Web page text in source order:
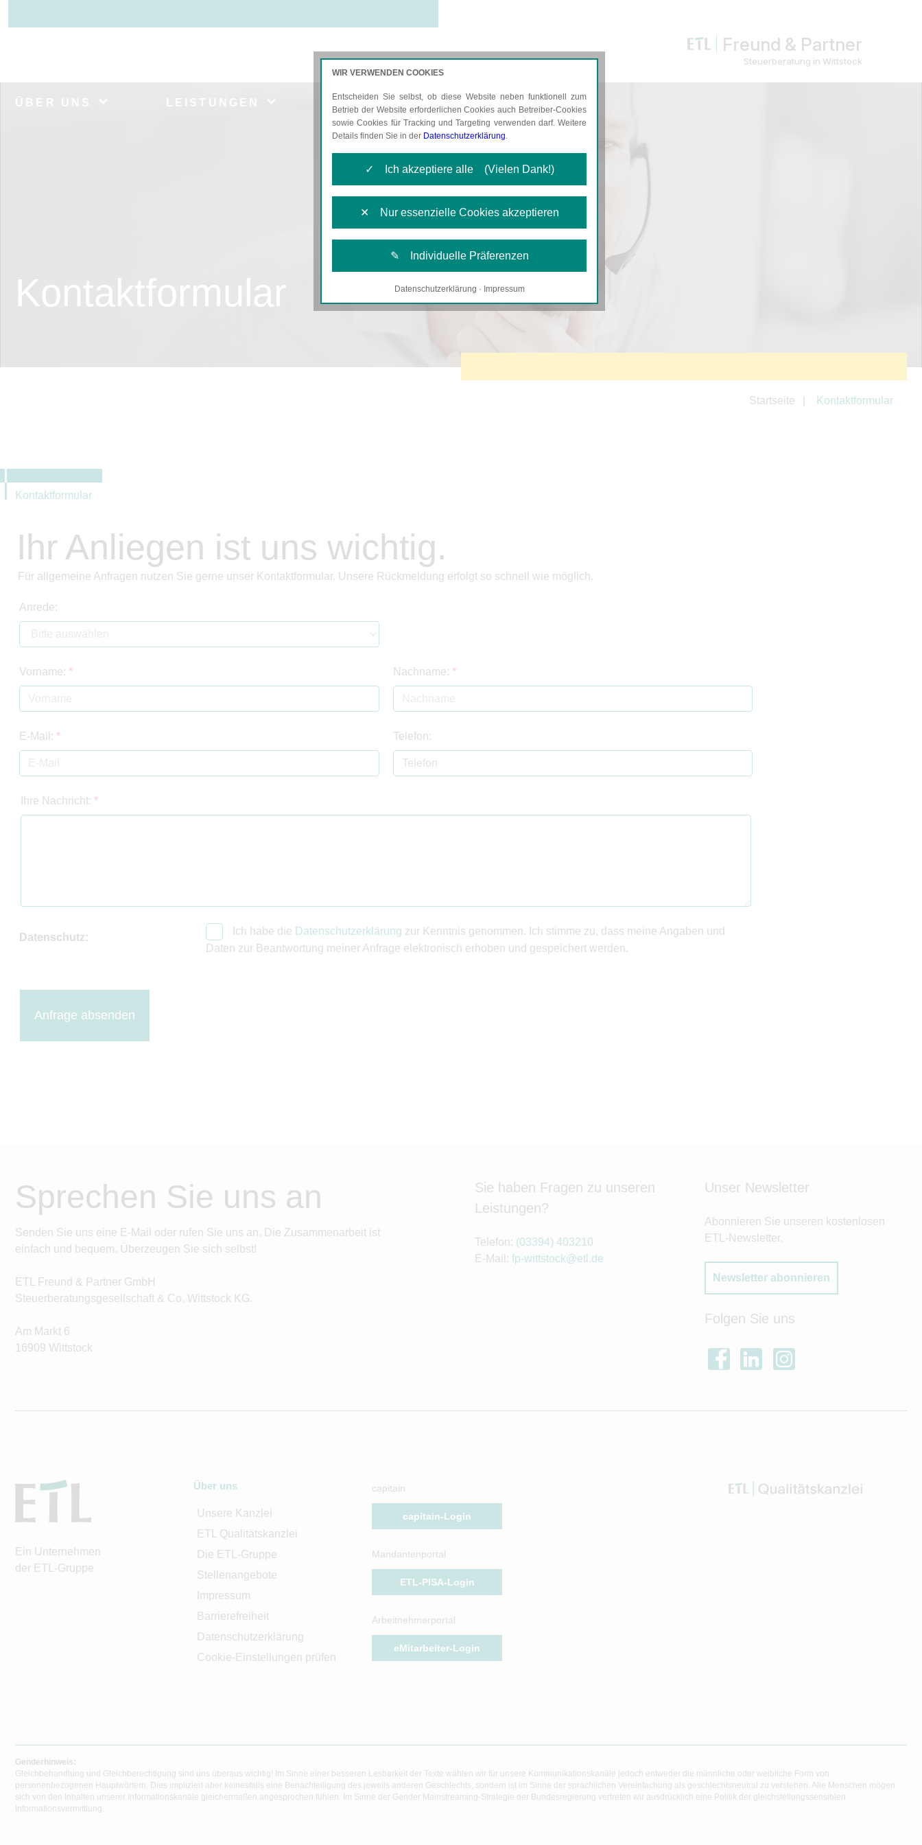
Freund & Partner
Steuerberatung in Wittstock
LEISTUNGEN AKTUELLES KARRIERE
Kontaktformular
Startseite Kontaktformular
Kontaktformular
Ihr Anliegen ist uns wichtig.
Für allgemeine Anfragen nutzen Sie gerne unser Kontaktformular. Unsere Rückmeldung erfolgt so schnell wie möglich.
Anrede:
Vorname: * Nachname: *
E-Mail: * Telefon:
Ihre Nachricht: *
Datenschutz:
Ich habe die Datenschutzerklärung zur Kenntnis genommen. Ich stimme zu, dass meine Angaben und
Daten zur Beantwortung meiner Anfrage elektronisch erhoben und gespeichert werden.
Anfrage absenden
Sprechen Sie uns an
Senden Sie uns eine E-Mail oder rufen Sie uns an. Die Zusammenarbeit ist
einfach und bequem. Überzeugen Sie sich selbst!
ETL Freund & Partner GmbH
Steuerberatungsgesellschaft & Co. Wittstock KG.
Am Markt 6
16909 Wittstock
Sie haben Fragen zu unseren
Leistungen?
Telefon: (03394) 403210
E-Mail: fp-wittstock@etl.de
Unser Newsletter
Abonnieren Sie unseren kostenlosen
ETL-Newsletter.
Newsletter abonnieren
Folgen Sie uns
Ein Unternehmen
der ETL-Gruppe
Über uns
Unsere Kanzlei
ETL Qualitätskanzlei
Die ETL-Gruppe
Stellenangebote
Impressum
Barrierefreiheit
Datenschutzerklärung
Cookie-Einstellungen prüfen
capitain
capitain-Login
Mandantenportal
ETL-PISA-Login
Arbeitnehmerportal
eMitarbeiter-Login
Genderhinweis:
Gleichbehandlung und Gleichberechtigung sind uns überaus wichtig! Im Sinne einer besseren Lesbarkeit der Texte wählen wir für unsere Kommunikationskanäle jedoch entweder die männliche oder weibliche Form von
personenbezogenen Hauptwörtern. Dies impliziert aber keinesfalls eine Benachteiligung des jeweils anderen Geschlechts, sondern ist im Sinne der sprachlichen Vereinfachung als geschlechtsneutral zu verstehen. Alle Menschen mögen
sich von den Inhalten unserer Informationskanäle gleichermaßen angesprochen fühlen. Im Sinne der Gender Mainstreaming-Strategie der Bundesregierung vertreten wir ausdrücklich eine Politik der gleichstellungssensiblen
Informationsvermittlung.
WIR VERWENDEN COOKIES
Entscheiden Sie selbst, ob diese Website neben funktionell zum
Betrieb der Website erforderlichen Cookies auch Betreiber-Cookies
sowie Cookies für Tracking und Targeting verwenden darf. Weitere
Details finden Sie in der Datenschutzerklärung.
✓ Ich akzeptiere alle (Vielen Dank!)
✕ Nur essenzielle Cookies akzeptieren
✎ Individuelle Präferenzen
Notwendige Cookies
Datenschutzerklärung · Impressum